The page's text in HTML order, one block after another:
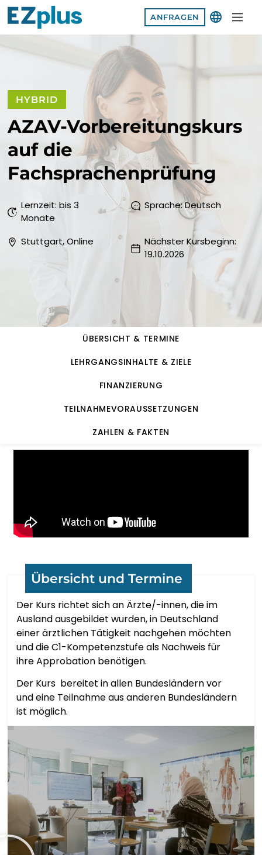
ANFRAGEN
AFRIKAANS
SHQIP
አማርኛ
العربية
ՀԱՅԵՐԵՆ
EUSKARA
БЕЛАРУСКАЯ МОВА
বাংলা
БЪЛГАРСКИ
CATALÀ
繁體中文
CORSU
HRVATSKI
ČEŠTINA‎
DANSK
NEDERLANDS
ENGLISH
ESPERANTO
EESTI
FILIPINO
HYBRID
AZAV-Vorbereitungskurs
auf die
Fachsprachenprüfung
Lernzeit: bis 3
Monate
Sprache: Deutsch
Stuttgart, Online
Nächster Kursbeginn:
19.10.2026
ÜBERSICHT & TERMINE
LEHRGANGSINHALTE & ZIELE
FINANZIERUNG
TEILNAHMEVORAUSSETZUNGEN
ZAHLEN & FAKTEN
Übersicht und Termine
Der Kurs richtet sich an Ärzte/-innen, die im
Ausland ausgebildet wurden, in Deutschland
einer ärztlichen Tätigkeit nachgehen möchten
und die C1-Kompetenzstufe als Nachweis für
ihre Approbation benötigen.
Der Kurs bereitet in allen Bundesländern vor
und eine Teilnahme aus anderen Bundesländern
ist möglich.